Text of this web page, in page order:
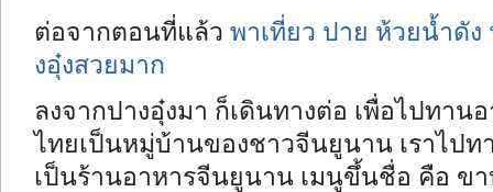
ต่อจากตอนที่แล้ว พาเที่ยว ปาย ห้วยน้ำดัง
งอุ๋งสวยมาก
ลงจากปางอุ๋งมา ก็เดินทางต่อ เพื่อไปทา
ไทยเป็นหมู่บ้านของชาวจีนยูนาน เราไป
เป็นร้านอาหารจีนยูนาน เมนูขึ้นชื่อ คือ ข